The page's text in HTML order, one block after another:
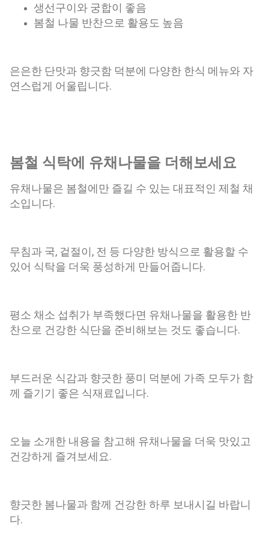
생선구이와 궁합이 좋음
봄철 나물 반찬으로 활용도 높음
은은한 단맛과 향긋함 덕분에 다양한 한식 메뉴와 자
연스럽게 어울립니다.
봄철 식탁에 유채나물을 더해보세요
유채나물은 봄철에만 즐길 수 있는 대표적인 제철 채
소입니다.
무침과 국, 겉절이, 전 등 다양한 방식으로 활용할 수
있어 식탁을 더욱 풍성하게 만들어줍니다.
평소 채소 섭취가 부족했다면 유채나물을 활용한 반
찬으로 건강한 식단을 준비해보는 것도 좋습니다.
부드러운 식감과 향긋한 풍미 덕분에 가족 모두가 함
께 즐기기 좋은 식재료입니다.
오늘 소개한 내용을 참고해 유채나물을 더욱 맛있고
건강하게 즐겨보세요.
향긋한 봄나물과 함께 건강한 하루 보내시길 바랍니
다.